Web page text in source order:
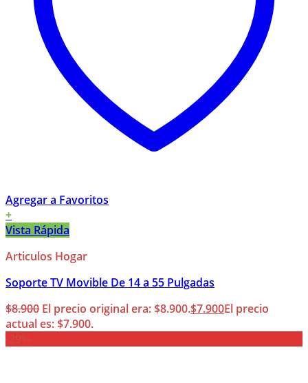
Agregar a Favoritos
+
Vista Rápida
Articulos Hogar
Soporte TV Movible De 14 a 55 Pulgadas
$8.900 El precio original era: $8.900.$7.900El precio
actual es: $7.900.